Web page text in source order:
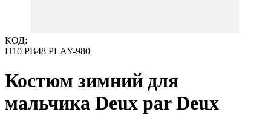
КОД:
H10 PB48 PLAY-980
Костюм зимний для
мальчика Deux par Deux